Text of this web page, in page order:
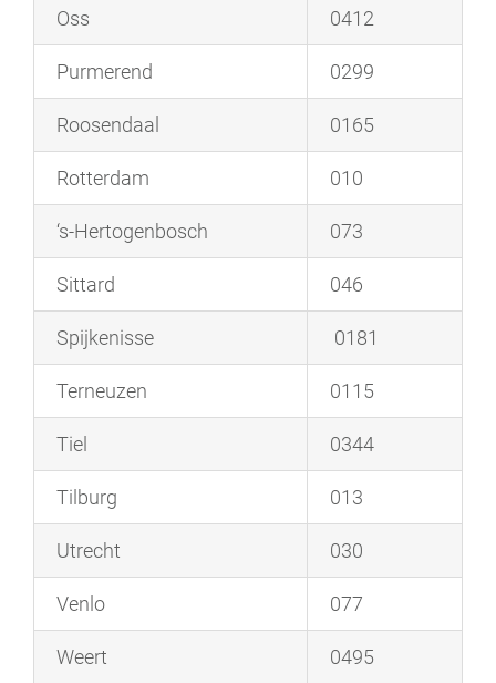
Oss 0412
Purmerend 0299
Roosendaal 0165
Rotterdam 010
‘s-Hertogenbosch 073
Sittard 046
Spijkenisse 0181
Terneuzen 0115
Tiel 0344
Tilburg 013
Utrecht 030
Venlo 077
Weert 0495